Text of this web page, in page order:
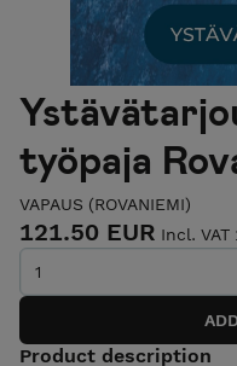
työpaja
VAPAUS (ROVANIEMI)
121.50 EUR Incl. VAT
Product description